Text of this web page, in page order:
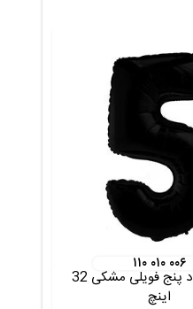
۱۱۰ ۰۱۰ ۰۰۶
بادکنک عدد پنج فویلی مشکی 32
اینچ